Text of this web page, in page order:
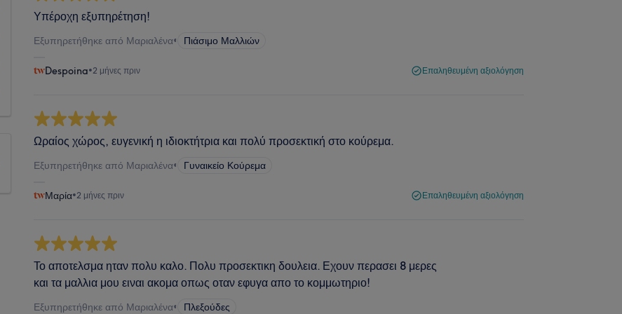
Υπέροχη εξυπηρέτηση!
Εξυπηρετήθηκε από Μαριαλένα• Πιάσιμο Μαλλιών
Despoina•2 μήνες πριν Επαληθευμένη αξιολόγηση
Ωραίος χώρος, ευγενική η ιδιοκτήτρια και πολύ προσεκτική στο κούρεμα.
Εξυπηρετήθηκε από Μαριαλένα• Γυναικείο Κούρεμα
Μαρία•2 μήνες πριν Επαληθευμένη αξιολόγηση
Το αποτελσμα ηταν πολυ καλο. Πολυ προσεκτικη δουλεια. Εχουν περασει 8 μερες
και τα μαλλια μου ειναι ακομα οπως οταν εφυγα απο το κομμωτηριο!
Εξυπηρετήθηκε από Μαριαλένα• Πλεξούδες